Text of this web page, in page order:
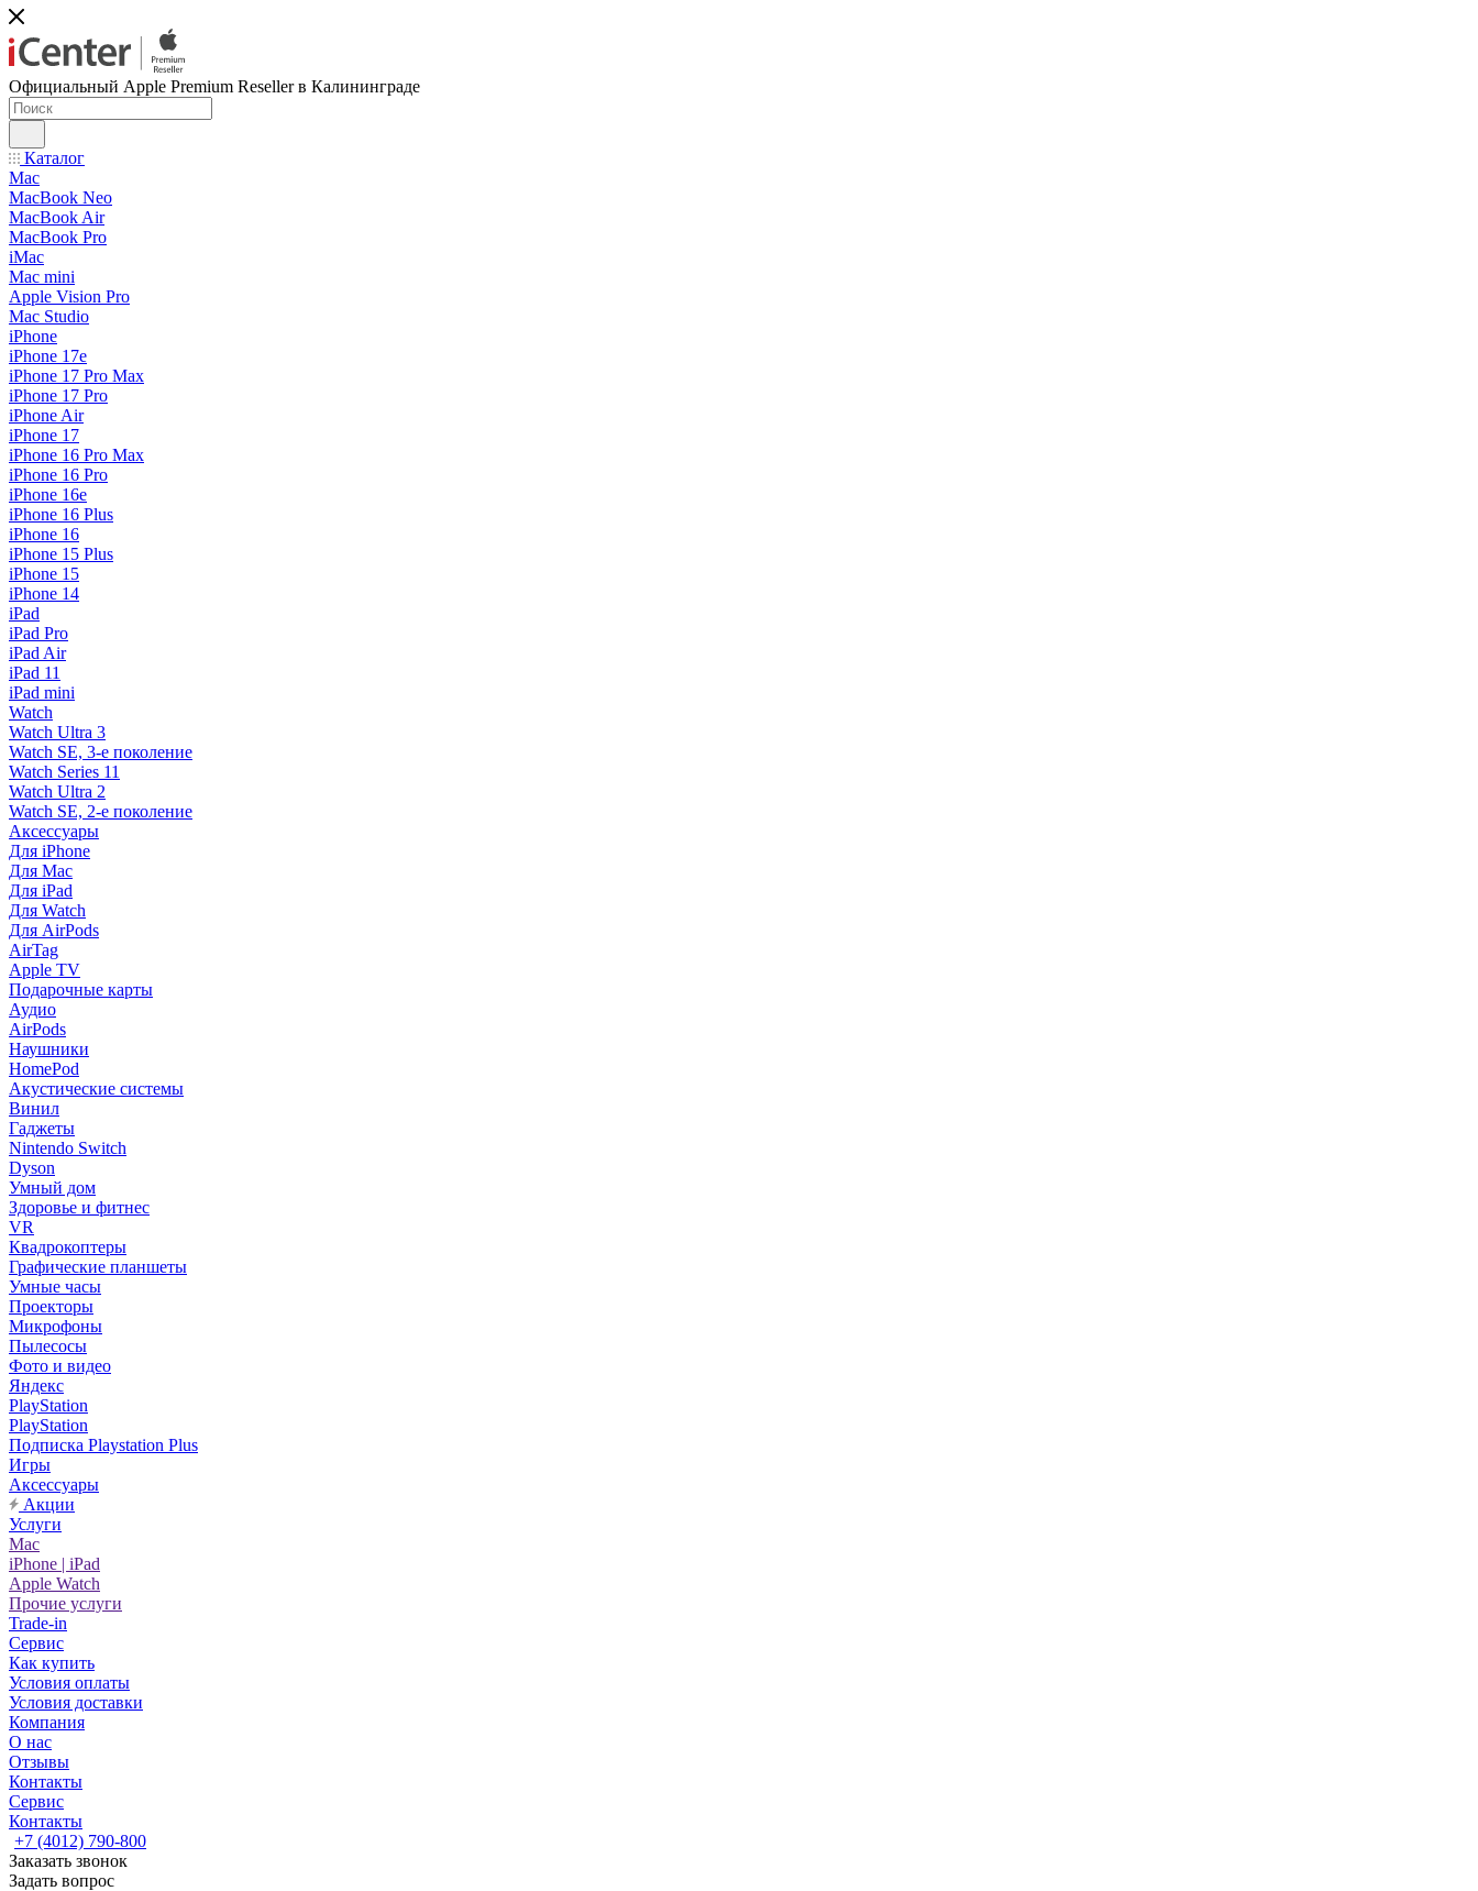
Официальный Apple Premium Reseller в Калининграде
Каталог
Mac
MacBook Neo
MacBook Air
MacBook Pro
iMac
Mac mini
Apple Vision Pro
Mac Studio
iPhone
iPhone 17e
iPhone 17 Pro Max
iPhone 17 Pro
iPhone Air
iPhone 17
iPhone 16 Pro Max
iPhone 16 Pro
iPhone 16e
iPhone 16 Plus
iPhone 16
iPhone 15 Plus
iPhone 15
iPhone 14
iPad
iPad Pro
iPad Air
iPad 11
iPad mini
Watch
Watch Ultra 3
Watch SE, 3-е поколение
Watch Series 11
Watch Ultra 2
Watch SE, 2-е поколение
Аксессуары
Для iPhone
Для Mac
Для iPad
Для Watch
Для AirPods
AirTag
Apple TV
Подарочные карты
Аудио
AirPods
Наушники
HomePod
Акустические системы
Винил
Гаджеты
Nintendo Switch
Dyson
Умный дом
Здоровье и фитнес
VR
Квадрокоптеры
Графические планшеты
Умные часы
Проекторы
Микрофоны
Пылесосы
Фото и видео
Яндекс
PlayStation
PlayStation
Подписка Playstation Plus
Игры
Аксессуары
Акции
Услуги
Mac
iPhone | iPad
Apple Watch
Прочие услуги
Trade-in
Сервис
Как купить
Условия оплаты
Условия доставки
Компания
О нас
Отзывы
Контакты
Сервис
Контакты
+7 (4012) 790-800
Заказать звонок
Задать вопрос